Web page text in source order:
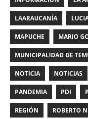
LAARAUCANÍA
MAPUCHE MARIO
MUNICIPALIDAD DE
NOTICIA NOTICIAS
PANDEMIA PDI
REGIÓN ROBERTO